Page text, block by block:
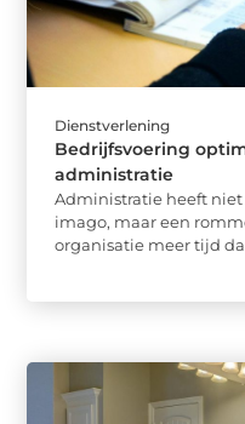
Dienstverlening
Bedrijfsvoering
administratie
Administratie heeft
imago, maar een
organisatie meer tijd